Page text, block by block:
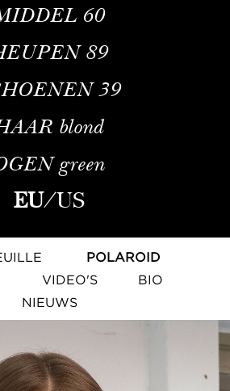
60
89
39
blond
green
EU/US
POLAROID
VIDEO'S
BIO
NIEUWS